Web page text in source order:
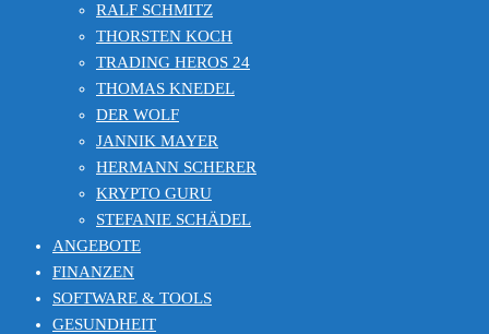
RALF SCHMITZ
THORSTEN KOCH
TRADING HEROS 24
THOMAS KNEDEL
DER WOLF
JANNIK MAYER
HERMANN SCHERER
KRYPTO GURU
STEFANIE SCHÄDEL
ANGEBOTE
FINANZEN
SOFTWARE & TOOLS
GESUNDHEIT